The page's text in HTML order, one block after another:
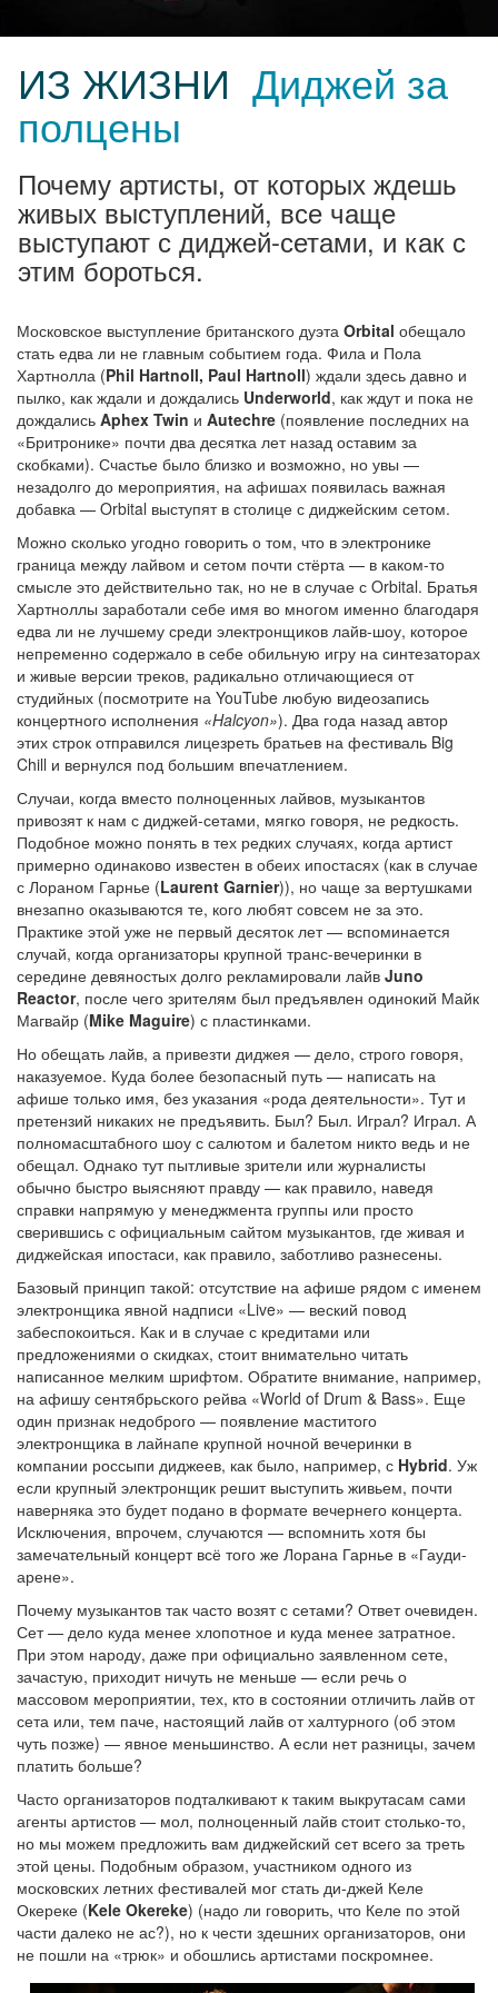
ИЗ ЖИЗНИ Диджей за
полцены
Почему артисты, от которых ждешь
живых выступлений, все чаще
выступают с диджей-сетами, и как с
этим бороться.
Московское выступление британского дуэта Orbital обещало
стать едва ли не главным событием года. Фила и Пола
Хартнолла (Phil Hartnoll, Paul Hartnoll) ждали здесь давно и
пылко, как ждали и дождались Underworld, как ждут и пока не
дождались Aphex Twin и Autechre (появление последних на
«Бритронике» почти два десятка лет назад оставим за
скобками). Счастье было близко и возможно, но увы —
незадолго до мероприятия, на афишах появилась важная
добавка — Orbital выступят в столице с диджейским сетом.
Можно сколько угодно говорить о том, что в электронике
граница между лайвом и сетом почти стёрта — в каком-то
смысле это действительно так, но не в случае с Orbital. Братья
Хартноллы заработали себе имя во многом именно благодаря
едва ли не лучшему среди электронщиков лайв-шоу, которое
непременно содержало в себе обильную игру на синтезаторах
и живые версии треков, радикально отличающиеся от
студийных (посмотрите на YouTube любую видеозапись
концертного исполнения «Halcyon»). Два года назад автор
этих строк отправился лицезреть братьев на фестиваль Big
Chill и вернулся под большим впечатлением.
Случаи, когда вместо полноценных лайвов, музыкантов
привозят к нам с диджей-сетами, мягко говоря, не редкость.
Подобное можно понять в тех редких случаях, когда артист
примерно одинаково известен в обеих ипостасях (как в случае
с Лораном Гарнье (Laurent Garnier)), но чаще за вертушками
внезапно оказываются те, кого любят совсем не за это.
Практике этой уже не первый десяток лет — вспоминается
случай, когда организаторы крупной транс-вечеринки в
середине девяностых долго рекламировали лайв Juno
Reactor, после чего зрителям был предъявлен одинокий Майк
Магвайр (Mike Maguire) с пластинками.
Но обещать лайв, а привезти диджея — дело, строго говоря,
наказуемое. Куда более безопасный путь — написать на
афише только имя, без указания «рода деятельности». Тут и
претензий никаких не предъявить. Был? Был. Играл? Играл. А
полномасштабного шоу с салютом и балетом никто ведь и не
обещал. Однако тут пытливые зрители или журналисты
обычно быстро выясняют правду — как правило, наведя
справки напрямую у менеджмента группы или просто
сверившись с официальным сайтом музыкантов, где живая и
диджейская ипостаси, как правило, заботливо разнесены.
Базовый принцип такой: отсутствие на афише рядом с именем
электронщика явной надписи «Live» — веский повод
забеспокоиться. Как и в случае с кредитами или
предложениями о скидках, стоит внимательно читать
написанное мелким шрифтом. Обратите внимание, например,
на афишу сентябрьского рейва «World of Drum & Bass». Еще
один признак недоброго — появление маститого
электронщика в лайнапе крупной ночной вечеринки в
компании россыпи диджеев, как было, например, с Hybrid. Уж
если крупный электронщик решит выступить живьем, почти
наверняка это будет подано в формате вечернего концерта.
Исключения, впрочем, случаются — вспомнить хотя бы
замечательный концерт всё того же Лорана Гарнье в «Гауди-
арене».
Почему музыкантов так часто возят с сетами? Ответ очевиден.
Сет — дело куда менее хлопотное и куда менее затратное.
При этом народу, даже при официально заявленном сете,
зачастую, приходит ничуть не меньше — если речь о
массовом мероприятии, тех, кто в состоянии отличить лайв от
сета или, тем паче, настоящий лайв от халтурного (об этом
чуть позже) — явное меньшинство. А если нет разницы, зачем
платить больше?
Часто организаторов подталкивают к таким выкрутасам сами
агенты артистов — мол, полноценный лайв стоит столько-то,
но мы можем предложить вам диджейский сет всего за треть
этой цены. Подобным образом, участником одного из
московских летних фестивалей мог стать ди-джей Келе
Окереке (Kele Okereke) (надо ли говорить, что Келе по этой
части далеко не ас?), но к чести здешних организаторов, они
не пошли на «трюк» и обошлись артистами поскромнее.